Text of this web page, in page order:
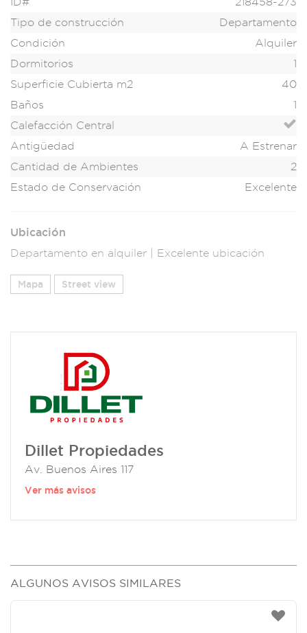
Tipo de construcción
Departamento
Condición
Alquiler
Dormitorios
1
Superficie Cubierta m2
40
Baños
1
Calefacción Central
Antigüedad
A Estrenar
Cantidad de Ambientes
2
Estado de Conservación
Excelente
Ubicación
Departamento en alquiler | Excelente ubicación
Mapa Street view
Dillet Propiedades
Av. Buenos Aires 117
Ver más avisos
ALGUNOS AVISOS SIMILARES